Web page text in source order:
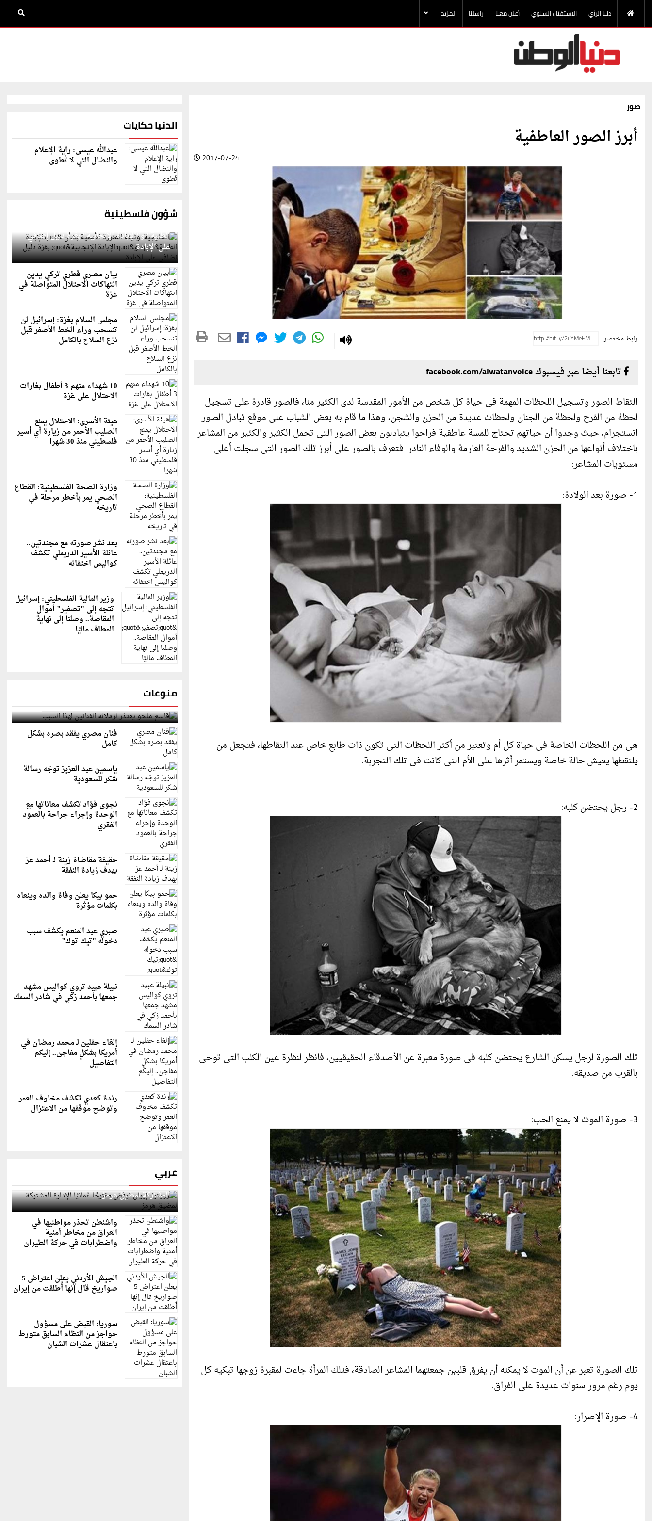
دنيا الرأي الاستفتاء السنوي أعلن معنا راسلنا المزيد
صور
أبرز الصور العاطفية
2017-07-24
رابط مختصر:
تابعنا أيضا عبر فيسبوك facebook.com/alwatanvoice
التقاط الصور وتسجيل اللحظات المهمة فى حياة كل شخص من الأمور المقدسة لدى الكثير منا، فالصور قادرة على تسجيل
لحظة من الفرح ولحظة من الجنان ولحظات عديدة من الحزن والشجن، وهذا ما قام به بعض الشباب على موقع تبادل الصور
انستجرام، حيث وجدوا أن حياتهم تحتاج للمسة عاطفية فراحوا يتبادلون بعض الصور التى تحمل الكثير والكثير من المشاعر
باختلاف أنواعها من الحزن الشديد والفرحة العارمة والوفاء النادر. فتعرف بالصور على أبرز تلك الصور التى سجلت أعلى
مستويات المشاعر:
1- صورة بعد الولادة:
هى من اللحظات الخاصة فى حياة كل أم وتعتبر من أكثر اللحظات التى تكون ذات طابع خاص عند التقاطها، فتجعل من
يلتقطها يعيش حالة خاصة ويستمر أثرها على الأم التى كانت فى تلك التجربة.
2- رجل يحتضن كلبه:
تلك الصورة لرجل يسكن الشارع يحتضن كلبه فى صورة معبرة عن الأصدقاء الحقيقيين، فانظر لنظرة عين الكلب التى توحى
بالقرب من صديقه.
3- صورة الموت لا يمنع الحب:
تلك الصورة تعبر عن أن الموت لا يمكنه أن يفرق قلبين جمعتهما المشاعر الصادقة، فتلك المرأة جاءت لمقبرة زوجها تبكيه كل
يوم رغم مرور سنوات عديدة على الفراق.
4- صورة الإصرار:
الدنيا حكايات
عبدالله عيسى: راية الإعلام
والنضال التي لا تُطوى
شؤون فلسطينية
الخارجية: وثيقة المقررة الأممية بشأن "الإبادة
الطبية" و"الإبادة الإنجابية" بغزة دليل إضافي
على الإبادة
بيان مصري قطري تركي يدين
انتهاكات الاحتلال المتواصلة في
غزة
مجلس السلام بغزة: إسرائيل لن
تنسحب وراء الخط الأصفر قبل
نزع السلاح بالكامل
10 شهداء منهم 3 أطفال بغارات
الاحتلال على غزة
هيئة الأسرى: الاحتلال يمنع
الصليب الأحمر من زيارة أي أسير
فلسطيني منذ 30 شهرا
وزارة الصحة الفلسطينية: القطاع
الصحي يمر بأخطر مرحلة في
تاريخه
بعد نشر صورته مع مجندتين..
عائلة الأسير الدريملي تكشف
كواليس اختفائه
وزير المالية الفلسطيني: إسرائيل
تتجه إلى "تصفير" أموال
المقاصة.. وصلنا إلى نهاية
المطاف ماليًا
منوعات
قاسم ملحو يعتذر لزملائه الفنانين لهذا السبب
فنان مصري يفقد بصره بشكل
كامل
ياسمين عبد العزيز توجّه رسالة
شكر للسعودية
نجوى فؤاد تكشف معاناتها مع
الوحدة وإجراء جراحة بالعمود
الفقري
حقيقة مقاضاة زينة لـ أحمد عز
بهدف زيادة النفقة
حمو بيكا يعلن وفاة والده وينعاه
بكلمات مؤثرة
صبري عبد المنعم يكشف سبب
دخوله "تيك توك"
نبيلة عبيد تروي كواليس مشهد
جمعها بأحمد زكي في شادر السمك
إلغاء حفلين لـ محمد رمضان في
أمريكا بشكلٍ مفاجئ.. إليكم
التفاصيل
رندة كعدي تكشف مخاوف العمر
وتوضح موقفها من الاعتزال
عربي
رويترز: إيران ترفض مقترحًا عُمانيًا للإدارة
المشتركة لمضيق هرمز
واشنطن تحذر مواطنيها في
العراق من مخاطر أمنية
واضطرابات في حركة الطيران
الجيش الأردني يعلن اعتراض 5
صواريخ قال إنها أُطلقت من إيران
سوريا: القبض على مسؤول
حواجز من النظام السابق متورط
باعتقال عشرات الشبان